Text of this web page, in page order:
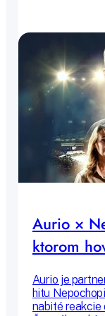
Aurio ×
ktorom
Aurio je
hitu
nabité reakcie